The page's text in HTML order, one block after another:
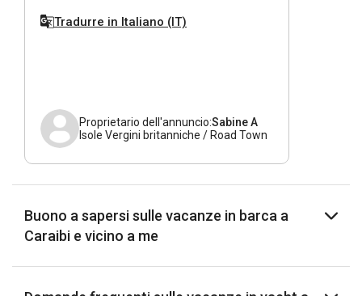
Tradurre in Italiano (IT)
Proprietario dell'annuncio:Sabine A
Isole Vergini britanniche / Road Town
Buono a sapersi sulle vacanze in barca a
Caraibi e vicino a me